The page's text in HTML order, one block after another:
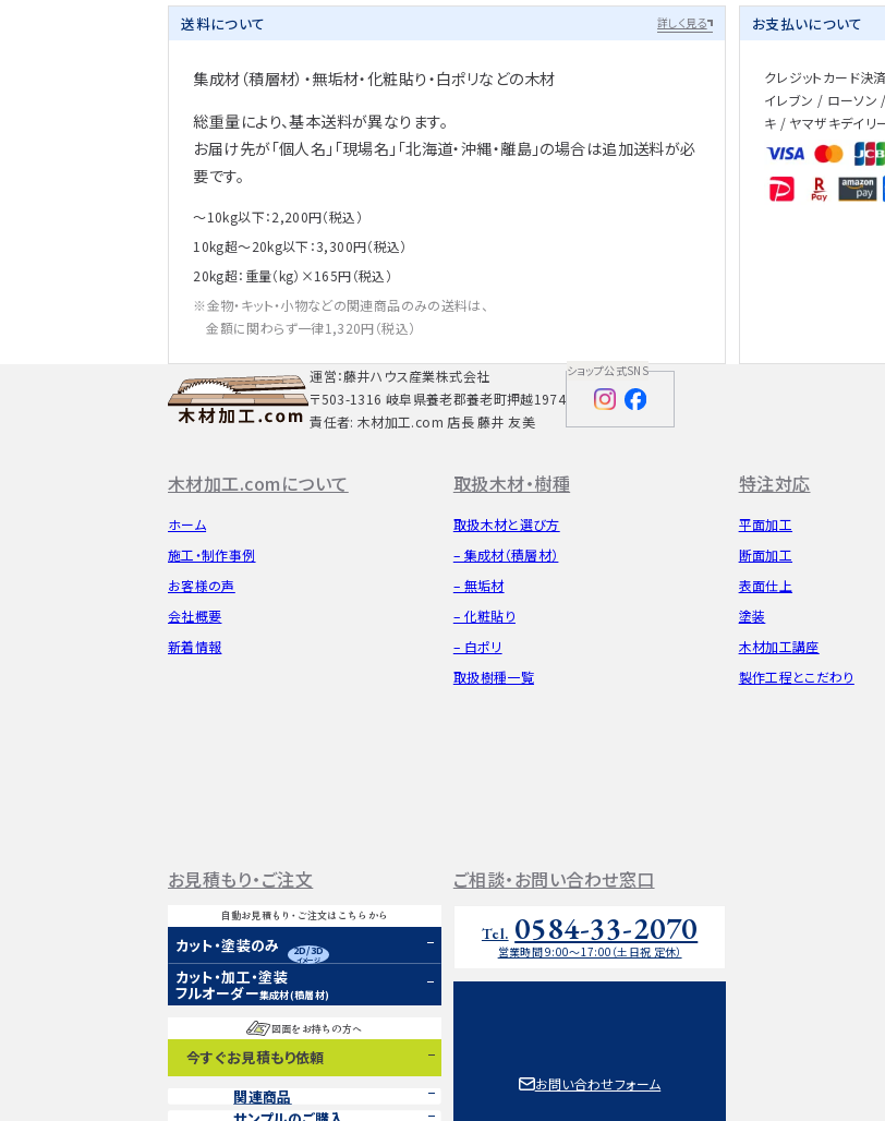
送料について 詳しく見る
集成材（積層材）・無垢材・化粧貼り・白ポリなどの木材
総重量により、基本送料が異なります。
お届け先が「個人名」「現場名」「北海道・沖縄・離島」の場合は追加送料が必
要です。
～10kg以下：2,200円（税込）
10kg超～20kg以下：3,300円（税込）
20kg超：重量（kg）×165円（税込）
金物・キット・小物などの関連商品のみの送料は、
金額に関わらず一律1,320円（税込）
お支払いについて
クレジットカード決
イレブン / ローソン
キ / ヤマザキデイリ
運営：藤井ハウス産業株式会社
〒503-1316 岐阜県養老郡養老町押越1974
責任者: 木材加工.com 店長 藤井 友美
ショップ公式SNS
木材加工.comについて
ホーム
施工・制作事例
お客様の声
会社概要
新着情報
取扱木材・樹種
取扱木材と選び方
– 集成材（積層材）
– 無垢材
– 化粧貼り
– 白ポリ
取扱樹種一覧
特注対応
平面加工
断面加工
表面仕上
塗装
木材加工講座
製作工程とこだわり
お見積もり・ご注文
自動お見積もり・ご注文はこちらから
カット・塗装のみ
カット・加工・塗装
フルオーダー集成材(積層材)
2D/3D
イメージ
図面をお持ちの方へ
今すぐお見積もり依頼
関連商品
ご相談・お問い合わせ窓口
Tel. 0584-33-2070
営業時間 9:00〜17:00（土日祝 定休）
お問い合わせフォーム